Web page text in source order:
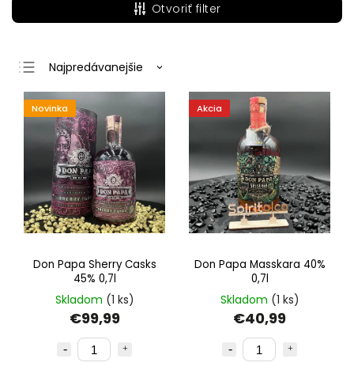
Otvoriť filter
Najpredávanejšie
Najlacnejšie
Najdrahšie
Abecedne
Novinka
Don Papa Sherry Casks
45% 0,7l
Skladom (1 ks)
€99,99
Akcia
Don Papa Masskara 40%
0,7l
Skladom (1 ks)
€40,99